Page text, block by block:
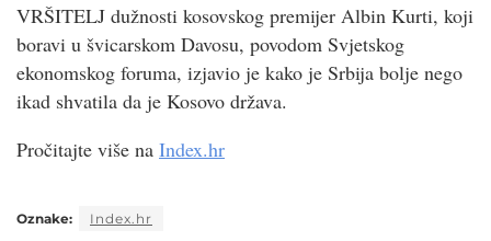
VRŠITELJ dužnosti kosovskog premijer Albin Kurti, koji
boravi u švicarskom Davosu, povodom Svjetskog
ekonomskog foruma, izjavio je kako je Srbija bolje nego
ikad shvatila da je Kosovo država.
Pročitajte više na Index.hr
Oznake: Index.hr